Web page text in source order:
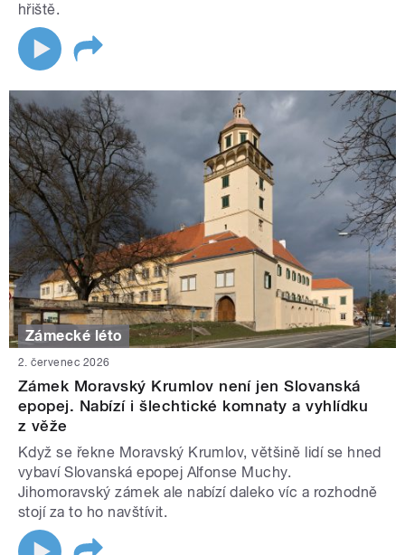
hřiště.
Zámecké léto
2. červenec 2026
Zámek Moravský Krumlov není jen Slovanská
epopej. Nabízí i šlechtické komnaty a vyhlídku
z věže
Když se řekne Moravský Krumlov, většině lidí se hned
vybaví Slovanská epopej Alfonse Muchy.
Jihomoravský zámek ale nabízí daleko víc a rozhodně
stojí za to ho navštívit.